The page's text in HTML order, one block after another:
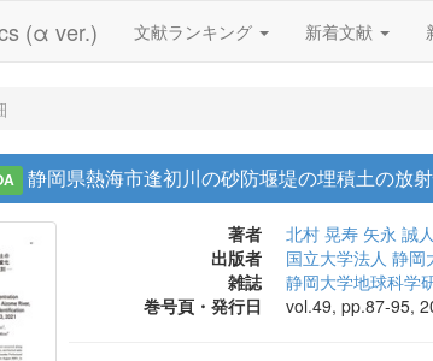
(α ver.) 文献ランキング 新着文献
静岡県熱海市逢初川の砂防堰堤の埋積土の
著者 北村 晃寿 矢永 誠人
出版者
国立大学法人 静岡
雑誌
静岡大学地球科学
巻号頁・発行日
vol.49, pp.87-95,